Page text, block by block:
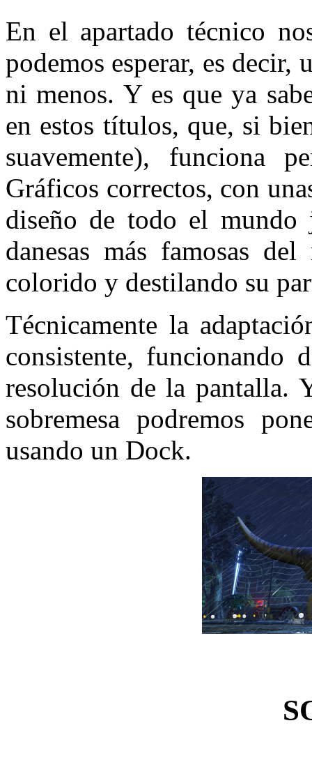
En el apartado técnico
podemos esperar, es
ni menos. Y es que ya
en estos títulos, que, si
suavemente), funciona
Gráficos correctos, con
diseño de todo el mundo
danesas más famosas
colorido y destilando su
Técnicamente la
consistente, funcionando
resolución de la pantalla.
sobremesa podremos
usando un Dock.